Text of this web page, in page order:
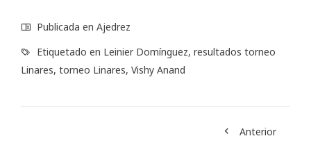
Publicada en Ajedrez
Etiquetado en Leinier Domínguez, resultados torneo
Linares, torneo Linares, Vishy Anand
Anterior